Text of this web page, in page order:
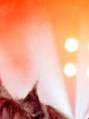
PORTRAIT